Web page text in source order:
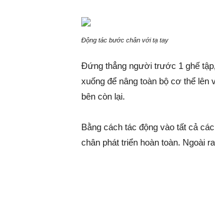
Động tác bước chân với tạ tay
Đứng thẳng người trước 1 ghế
xuống để nâng toàn bộ cơ thể
bên còn lại.
Bằng cách tác động vào tất cả
chân phát triển hoàn toàn. Ngoài